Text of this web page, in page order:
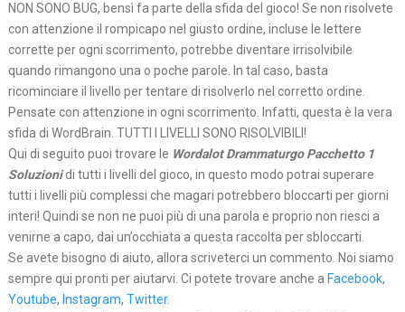
NON SONO BUG, bensì fa parte della sfida del gioco! Se non risolvete
con attenzione il rompicapo nel giusto ordine, incluse le lettere
corrette per ogni scorrimento, potrebbe diventare irrisolvibile
quando rimangono una o poche parole. In tal caso, basta
ricominciare il livello per tentare di risolverlo nel corretto ordine.
Pensate con attenzione in ogni scorrimento. Infatti, questa è la vera
sfida di WordBrain. TUTTI I LIVELLI SONO RISOLVIBILI!
Qui di seguito puoi trovare le Wordalot Drammaturgo Pacchetto 1
Soluzionidi tutti i livelli del gioco, in questo modo potrai superare
tutti i livelli più complessi che magari potrebbero bloccarti per giorni
interi! Quindi se non ne puoi più di una parola e proprio non riesci a
venirne a capo, dai un’occhiata a questa raccolta per sbloccarti.
Se avete bisogno di aiuto, allora scriveterci un commento. Noi siamo
sempre qui pronti per aiutarvi. Ci potete trovare anche a Facebook,
Youtube, Instagram, Twitter.